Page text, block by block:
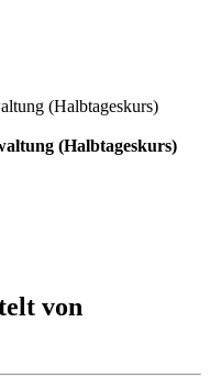
(Halbtageskurs)
von